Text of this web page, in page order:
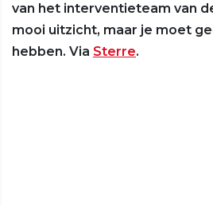
van het interventieteam van
mooi uitzicht, maar je moet
hebben. Via Sterre.